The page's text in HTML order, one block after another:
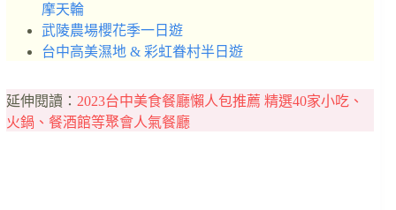
摩天輪
武陵農場櫻花季一日遊
台中高美濕地 & 彩虹眷村半日遊
延伸閱讀： 2023台中美食餐廳懶人包推薦 精選40家小吃、
火鍋、餐酒館等聚會人氣餐廳